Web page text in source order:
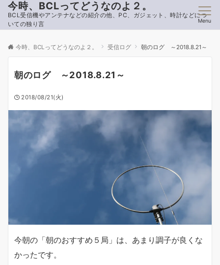
今時、BCLってどうなのよ２。
BCL受信機やアンテナなどの紹介の他、PC、ガジェット、時計などにつ
いての独り言
Menu
今時、BCLってどうなのよ２。 受信ログ 朝のログ ～2018.8.21～
朝のログ ～2018.8.21～
2018/08/21(火)
今朝の「朝のおすすめ５局」は、あまり調子が良くな
かったです。